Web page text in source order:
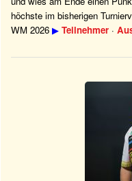
höchste im bisherigen
WM 2026 ▶ Teilnehmer ·